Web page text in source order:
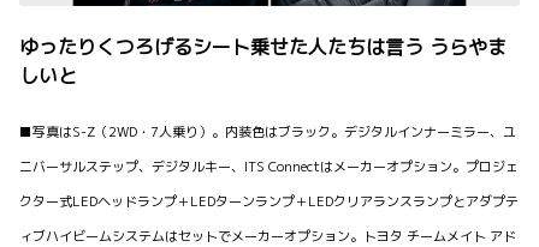
ゆったりくつろげるシート乗せた人たちは言う うらやま
しいと
■写真はS-Z（2WD・7人乗り）。内装色はブラック。デジタルインナーミラー、ユ
ニバーサルステップ、デジタルキー、ITS Connectはメーカーオプション。プロジェ
クター式LEDヘッドランプ＋LEDターンランプ＋LEDクリアランスランプとアダプテ
ィブハイビームシステムはセットでメーカーオプション。トヨタ チームメイト アド